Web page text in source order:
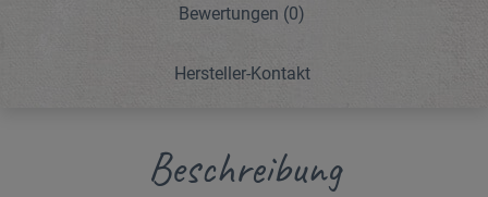
Bewertungen (0)
Hersteller-Kontakt
Beschreibung